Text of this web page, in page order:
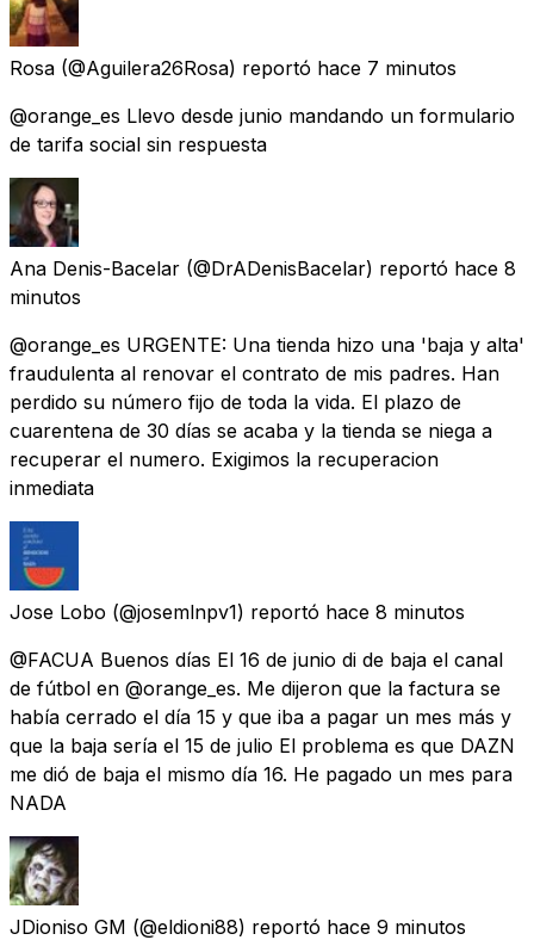
Rosa (@Aguilera26Rosa) reportó hace 7 minutos
@orange_es Llevo desde junio mandando un formulario
de tarifa social sin respuesta
Ana Denis-Bacelar (@DrADenisBacelar) reportó hace 8
minutos
@orange_es URGENTE: Una tienda hizo una 'baja y alta'
fraudulenta al renovar el contrato de mis padres. Han
perdido su número fijo de toda la vida. El plazo de
cuarentena de 30 días se acaba y la tienda se niega a
recuperar el numero. Exigimos la recuperacion
inmediata
Jose Lobo (@josemlnpv1) reportó hace 8 minutos
@FACUA Buenos días El 16 de junio di de baja el canal
de fútbol en @orange_es. Me dijeron que la factura se
había cerrado el día 15 y que iba a pagar un mes más y
que la baja sería el 15 de julio El problema es que DAZN
me dió de baja el mismo día 16. He pagado un mes para
NADA
JDioniso GM (@eldioni88) reportó hace 9 minutos